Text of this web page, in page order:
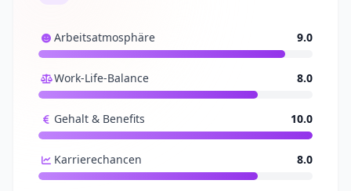
Arbeitsatmosphäre 9.0
Work-Life-Balance 8.0
Gehalt & Benefits 10.0
Karrierechancen 8.0